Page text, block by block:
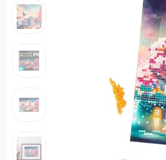
chef
bloques